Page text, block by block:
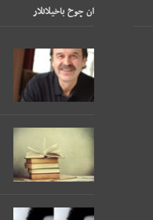
ان چوخ باخيلانلار